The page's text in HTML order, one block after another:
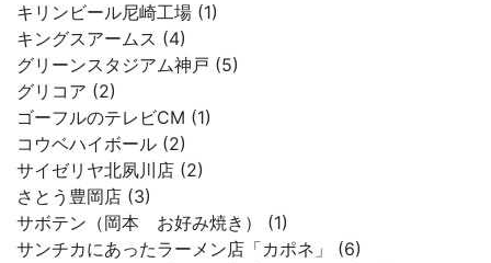
キリンビール尼崎工場 (1)
キングスアームス (4)
グリーンスタジアム神戸 (5)
グリコア (2)
ゴーフルのテレビCM (1)
コウベハイボール (2)
サイゼリヤ北夙川店 (2)
さとう豊岡店 (3)
サボテン（岡本 お好み焼き） (1)
サンチカにあったラーメン店「カポネ」 (6)